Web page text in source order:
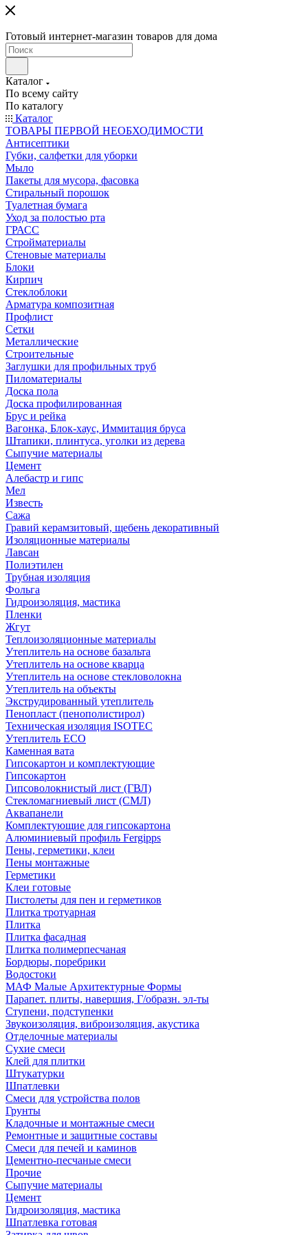
Готовый интернет-магазин товаров для дома
Каталог
По всему сайту
По каталогу
Каталог
ТОВАРЫ ПЕРВОЙ НЕОБХОДИМОСТИ
Антисептики
Губки, салфетки для уборки
Мыло
Пакеты для мусора, фасовка
Стиральный порошок
Туалетная бумага
Уход за полостью рта
ГРАСС
Стройматериалы
Стеновые материалы
Блоки
Кирпич
Стеклоблоки
Арматура композитная
Профлист
Сетки
Металлические
Строительные
Заглушки для профильных труб
Пиломатериалы
Доска пола
Доска профилированная
Брус и рейка
Вагонка, Блок-хаус, Иммитация бруса
Штапики, плинтуса, уголки из дерева
Сыпучие материалы
Цемент
Алебастр и гипс
Мел
Известь
Сажа
Гравий керамзитовый, щебень декоративный
Изоляционные материалы
Лавсан
Полиэтилен
Трубная изоляция
Фольга
Гидроизоляция, мастика
Пленки
Жгут
Теплоизоляционные материалы
Утеплитель на основе базальта
Утеплитель на основе кварца
Утеплитель на основе стекловолокна
Утеплитель на объекты
Экструдированный утеплитель
Пенопласт (пенополистирол)
Техническая изоляция ISOTEC
Утеплитель ECO
Каменная вата
Гипсокартон и комплектующие
Гипсокартон
Гипсоволокнистый лист (ГВЛ)
Стекломагниевый лист (СМЛ)
Аквапанели
Комплектующие для гипсокартона
Алюминиевый профиль Fergipps
Пены, герметики, клеи
Пены монтажные
Герметики
Клеи готовые
Пистолеты для пен и герметиков
Плитка тротуарная
Плитка
Плитка фасадная
Плитка полимерпесчаная
Бордюры, поребрики
Водостоки
МАФ Малые Архитектурные Формы
Парапет. плиты, навершия, Г/образн. эл-ты
Ступени, подступенки
Звукоизоляция, виброизоляция, акустика
Отделочные материалы
Сухие смеси
Клей для плитки
Штукатурки
Шпатлевки
Смеси для устройства полов
Грунты
Кладочные и монтажные смеси
Ремонтные и защитные составы
Смеси для печей и каминов
Цементно-песчаные смеси
Прочие
Сыпучие материалы
Цемент
Гидроизоляция, мастика
Шпатлевка готовая